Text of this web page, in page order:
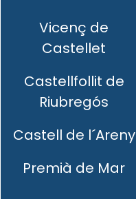
Vicenç de
Castellet
Castellfollit de
Riubregós
Castell de l´Areny
Premià de Mar